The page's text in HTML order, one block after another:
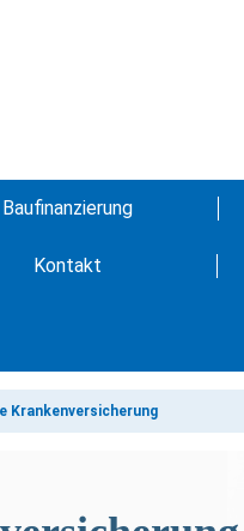
Baufinanzierung
Kontakt
Krankenversicherung